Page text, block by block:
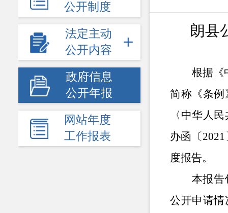
公开制度
法定主动
公开内容
政府信息
公开年报
网站年度
工作报表
朗县
根据《
简称《条
〈中华人
办函〔
度报告。
本报告
公开申请